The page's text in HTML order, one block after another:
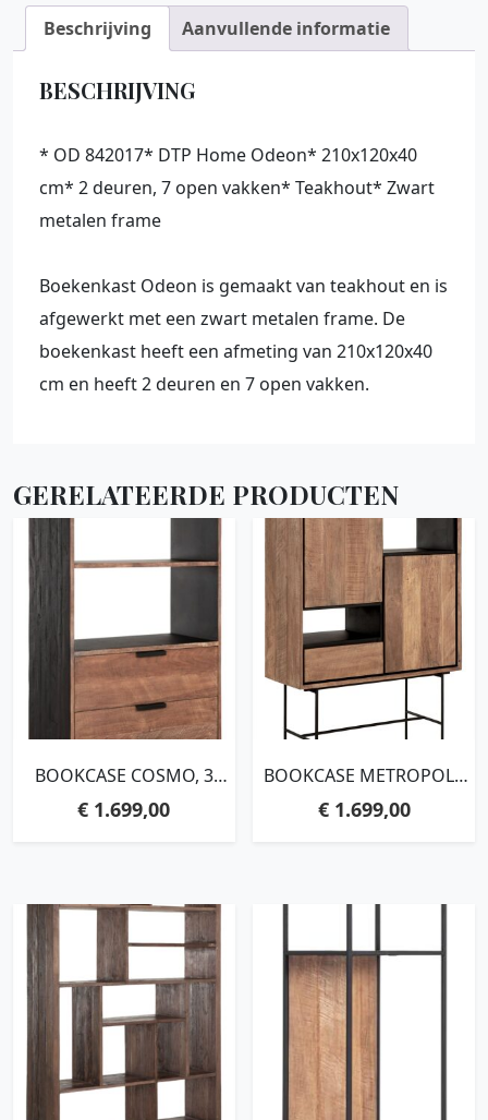
Beschrijving Aanvullende informatie
BESCHRIJVING
* OD 842017* DTP Home Odeon* 210x120x40
cm* 2 deuren, 7 open vakken* Teakhout* Zwart
metalen frame
Boekenkast Odeon is gemaakt van teakhout en is
afgewerkt met een zwart metalen frame. De
boekenkast heeft een afmeting van 210x120x40
cm en heeft 2 deuren en 7 open vakken.
GERELATEERDE PRODUCTEN
BOOKCASE COSMO, 3
RACKS,200X80X40 CM,
€ 1.699,00
BOOKCASE METROPOLE
2 OPEN
€1.699,00